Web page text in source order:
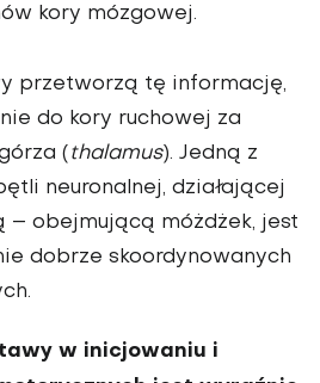
kory mózgowej.
przetworzą tę informację,
do kory ruchowej za
( thalamus). Jedną z
neuronalnej, działającej
– obejmującą móżdżek, jest
dobrze skoordynowanych
w inicjowaniu i